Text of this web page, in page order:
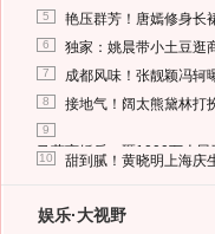
5 艳压群芳！唐嫣修身长
6 独家：姚晨带小土豆逛
7 成都风味！张靓颖冯轲
8 接地气！阔太熊黛林打
9
马蓉离婚后，砸1000万人民
10 甜到腻！黄晓明上海庆
娱乐·大视野